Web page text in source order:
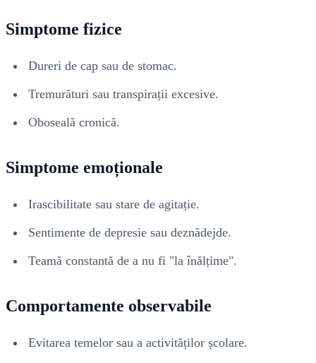
Simptome fizice
Dureri de cap sau de stomac.
Tremurături sau transpirații excesive.
Oboseală cronică.
Simptome emoționale
Irascibilitate sau stare de agitație.
Sentimente de depresie sau deznădejde.
Teamă constantă de a nu fi "la înălțime".
Comportamente observabile
Evitarea temelor sau a activităților școlare.